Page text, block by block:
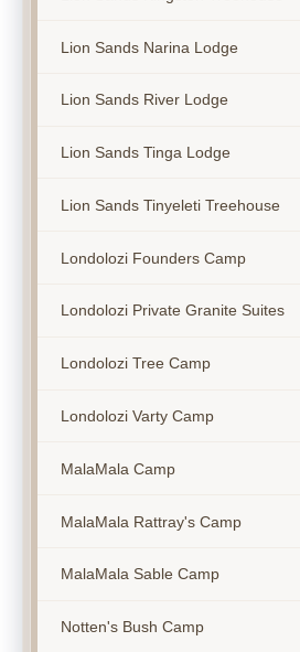
Lion Sands Narina Lodge
Lion Sands River Lodge
Lion Sands Tinga Lodge
Lion Sands Tinyeleti Treehouse
Londolozi Founders Camp
Londolozi Private Granite Suites
Londolozi Tree Camp
Londolozi Varty Camp
MalaMala Camp
MalaMala Rattray's Camp
MalaMala Sable Camp
Notten's Bush Camp